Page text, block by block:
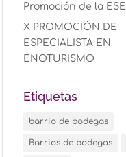
Promoción de la ESE
X PROMOCIÓN DE
ESPECIALISTA EN
ENOTURISMO
Etiquetas
barrio de bodegas
Barrios de bodegas